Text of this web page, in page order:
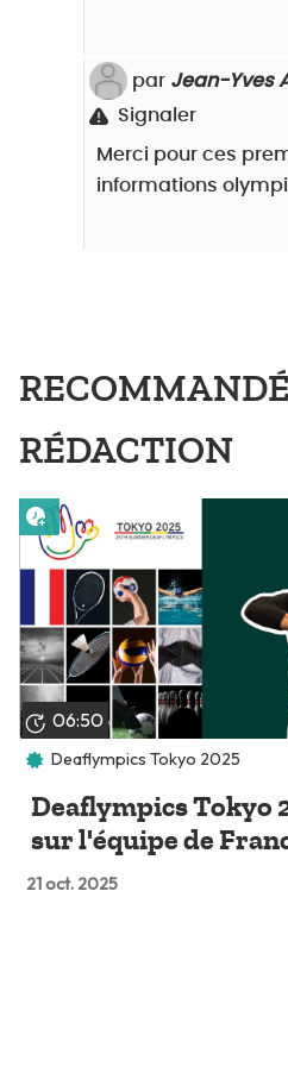
par Jean-Yves
Signaler
Merci pour ces
informations
RÉDACTION
06:50
Deaflympics Tokyo 2025
Deaflympics Tokyo
sur l'équipe de
21 oct. 2025
Lire plus tard